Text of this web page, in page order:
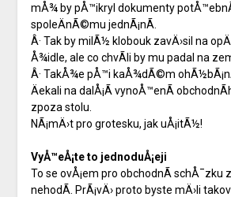
mÅ¾ by pÅ™ikryl dokumenty
spoleÄnÃ©mu jednÃ¡nÃ­.
Â· Tak by milÃ½ klobouk zavÄ›sil na
Å¾idle, ale co chvÃ­li by mu padal na
Â· TakÅ¾e pÅ™i kaÅ¾dÃ©m
Äekali na dalÅ¡Ã­ vynoÅ™enÃ­
zpoza stolu.
NÃ¡mÄ›t pro grotesku, jak uÅ¡itÃ½!
VyÅ™eÅ¡te to jednoduÅ¡eji
To se ovÅ¡em pro obchodnÃ­ schÅ¯zku
nehodÃ­. PrÃ¡vÄ› proto byste mÄ›li